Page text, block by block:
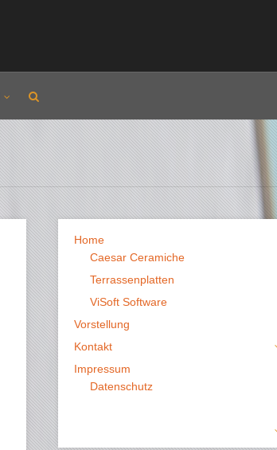
Home
Caesar Ceramiche
Terrassenplatten
ViSoft Software
Vorstellung
Kontakt
Impressum
Datenschutz